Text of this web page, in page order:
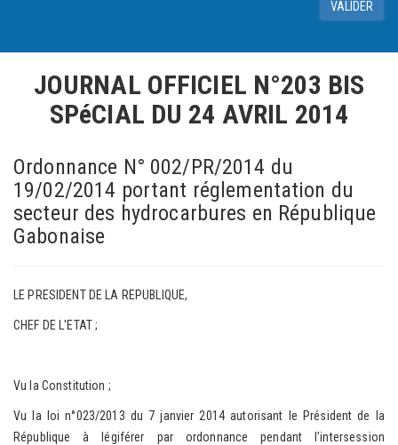
VALIDER
JOURNAL OFFICIEL N°203 BIS
SPéCIAL DU 24 AVRIL 2014
Ordonnance N° 002/PR/2014 du
19/02/2014 portant réglementation du
secteur des hydrocarbures en République
Gabonaise
LE PRESIDENT DE LA REPUBLIQUE,
CHEF DE L'ETAT ;
Vu la Constitution ;
Vu la loi n°023/2013 du 7 janvier 2014 autorisant le Président de la
République à légiférer par ordonnance pendant l'intersession